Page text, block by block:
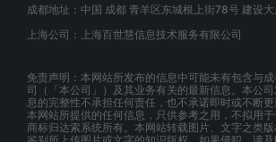
成都地址：中国 成都 青羊区东城根上街78号 建设
上海公司：上海百世慧信息技术服务有限公司
免责声明：本网站所发布的信息中可能未有包含与
司（「本公司」）及其业务有关的最新信息。本公
息的完整性不承担任何责任，也不承诺即时或不断更
本网站所提供的任何信息，只供参考之用，不拟用
商标归达索系统所有。本网站转载图片、文字之类